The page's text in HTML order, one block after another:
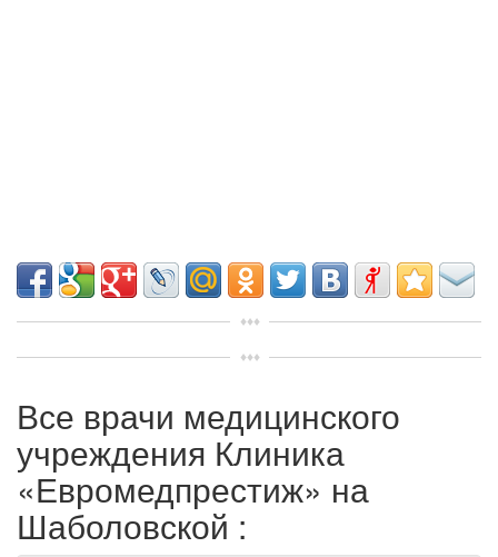
Все врачи медицинского
учреждения Клиника
«Евромедпрестиж» на
Шаболовской :